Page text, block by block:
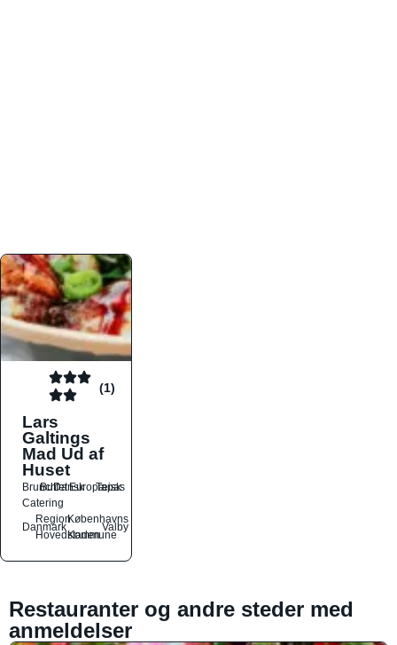
(1)
Lars
Galtings
Mad Ud af
Huset
Brunch
BuffetDanskEuropæisk
Tapas
Catering
Danmark
Region
Hovedstaden
Københavns
Kommune
Valby
Restauranter og andre steder med
anmeldelser